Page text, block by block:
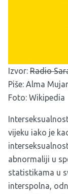
Izvor: Radio
Piše: Alma
Foto: Wikipedia
vijeku iako je
abnormaliji u
statistikama u
interspolna,